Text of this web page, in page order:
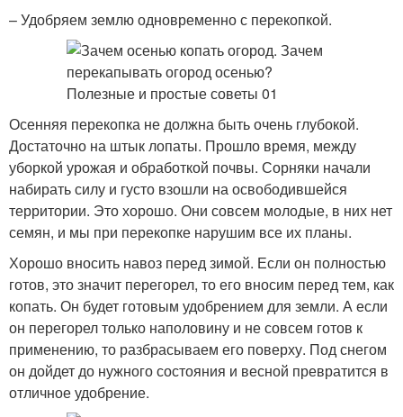
– Удобряем землю одновременно с перекопкой.
Осенняя перекопка не должна быть очень глубокой.
Достаточно на штык лопаты. Прошло время, между
уборкой урожая и обработкой почвы. Сорняки начали
набирать силу и густо взошли на освободившейся
территории. Это хорошо. Они совсем молодые, в них нет
семян, и мы при перекопке нарушим все их планы.
Хорошо вносить навоз перед зимой. Если он полностью
готов, это значит перегорел, то его вносим перед тем, как
копать. Он будет готовым удобрением для земли. А если
он перегорел только наполовину и не совсем готов к
применению, то разбрасываем его поверху. Под снегом
он дойдет до нужного состояния и весной превратится в
отличное удобрение.